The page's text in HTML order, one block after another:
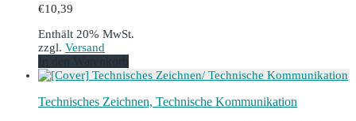
€10,39
Enthält 20% MwSt.
zzgl. Versand
In den Warenkorb
Technisches Zeichnen, Technische Kommunikation